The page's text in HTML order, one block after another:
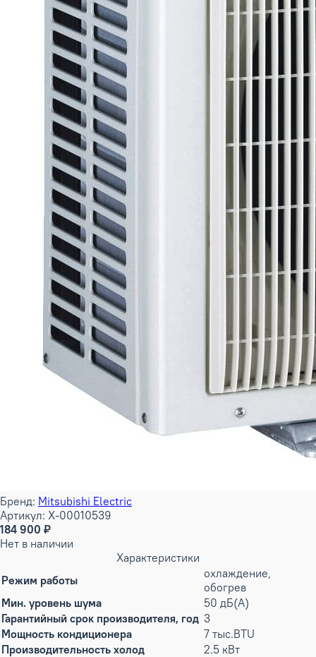
Бренд: Mitsubishi Electric
Артикул: X-00010539
184 900 ₽
Нет в наличии
Характеристики
Режим работы
охлаждение,
обогрев
Мин. уровень шума
50 дБ(А)
Гарантийный срок производителя, год 3
Мощность кондиционера
7 тыс.BTU
Производительность холод
2.5 кВт